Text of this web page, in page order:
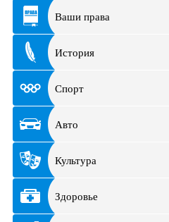
Ваши права
История
Спорт
Авто
Культура
Здоровье